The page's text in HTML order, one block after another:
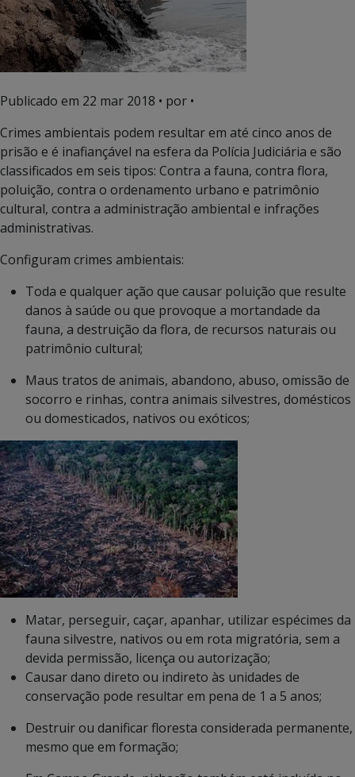
Publicado em 22 mar 2018 • por •
Crimes ambientais podem resultar em até cinco anos de
prisão e é inafiançável na esfera da Polícia Judiciária e são
classificados em seis tipos: Contra a fauna, contra flora,
poluição, contra o ordenamento urbano e patrimônio
cultural, contra a administração ambiental e infrações
administrativas.
Configuram crimes ambientais:
Toda e qualquer ação que causar poluição que resulte
danos à saúde ou que provoque a mortandade da
fauna, a destruição da flora, de recursos naturais ou
patrimônio cultural;
Maus tratos de animais, abandono, abuso, omissão de
socorro e rinhas, contra animais silvestres, domésticos
ou domesticados, nativos ou exóticos;
Matar, perseguir, caçar, apanhar, utilizar espécimes da
fauna silvestre, nativos ou em rota migratória, sem a
devida permissão, licença ou autorização;
Causar dano direto ou indireto às unidades de
conservação pode resultar em pena de 1 a 5 anos;
Destruir ou danificar floresta considerada permanente,
mesmo que em formação;